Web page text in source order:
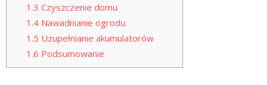
1.3 Czyszczenie domu
1.4Nawadnianie ogrodu
1.5 Uzupełnianie akumulatorów
1.6 Podsumowanie